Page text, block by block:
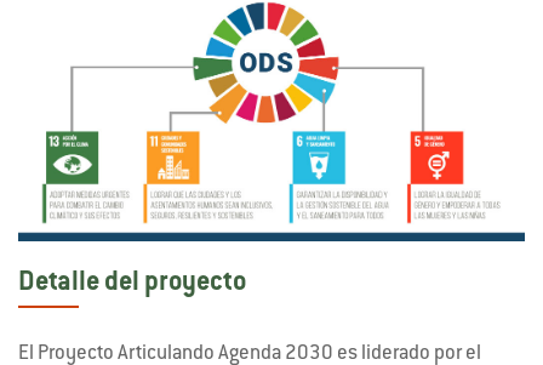
Detalle del proyecto
El Proyecto Articulando Agenda 2030 es liderado por el